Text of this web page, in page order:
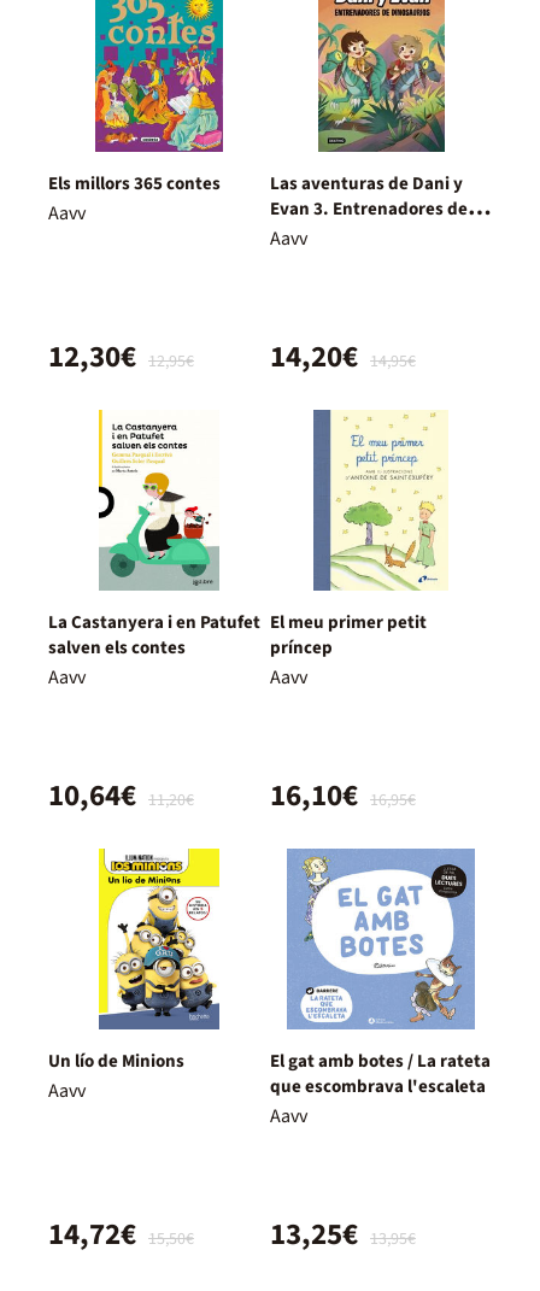
Els millors 365 contes
Aavv
12,95€
12,30€
Las aventuras de Dani y
Evan 3. Entrenadores de
dinosaurios
Aavv
14,95€
14,20€
La Castanyera i en Patufet
salven els contes
Aavv
11,20€
10,64€
El meu primer petit
príncep
Aavv
16,95€
16,10€
Un lío de Minions
Aavv
15,50€
14,72€
El gat amb botes / La rateta
que escombrava l'escaleta
Aavv
13,95€
13,25€